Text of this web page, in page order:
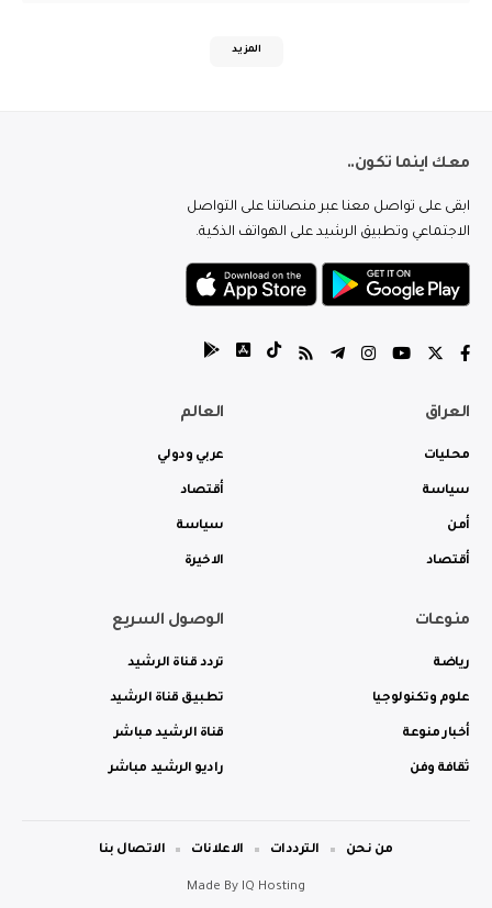
المزيد
معك اينما تكون..
ابقى على تواصل معنا عبر منصاتنا على التواصل
الاجتماعي وتطبيق الرشيد على الهواتف الذكية.
العراق
محليات
سياسة
أمن
أقتصاد
العالم
عربي ودولي
أقتصاد
سياسة
الاخيرة
منوعات
رياضة
علوم وتكنولوجيا
أخبار منوعة
ثقافة وفن
الوصول السريع
تردد قناة الرشيد
تطبيق قناة الرشيد
قناة الرشيد مباشر
راديو الرشيد مباشر
Made By IQ Hosting
من نحن الترددات الاعلانات الاتصال بنا